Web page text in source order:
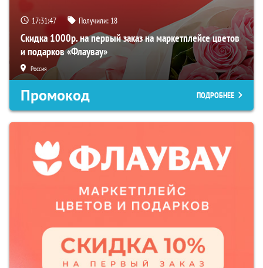
17:31:46 Получили: 18
Скидка 1000р. на первый заказ на маркетплейсе цветов
и подарков «Флаувау»
Россия
Промокод ПОДРОБНЕЕ